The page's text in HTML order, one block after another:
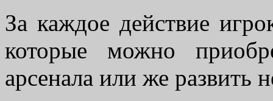
За каждое действие
которые можно
арсенала или же развить